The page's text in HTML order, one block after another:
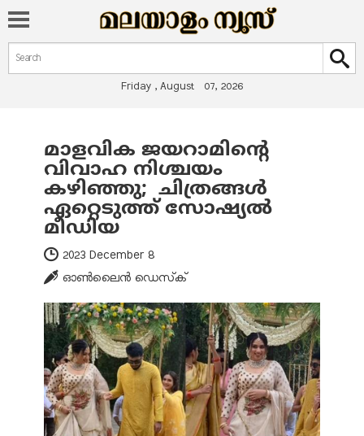
Search form
Search
Friday , August 07, 2026
You are here
മാളവിക ജയറാമിന്റെ
വിവാഹ നിശ്ചയം
കഴിഞ്ഞു; ചിത്രങ്ങൾ
ഏറ്റെടുത്ത് സോഷ്യൽ
മീഡിയ
2023 December 8
ഓണ്‍ലൈന്‍ ഡെസ്‌ക്